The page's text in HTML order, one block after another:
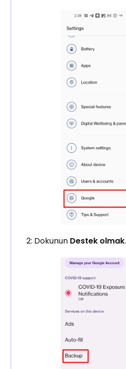
2: Dokunun Destek olmak.